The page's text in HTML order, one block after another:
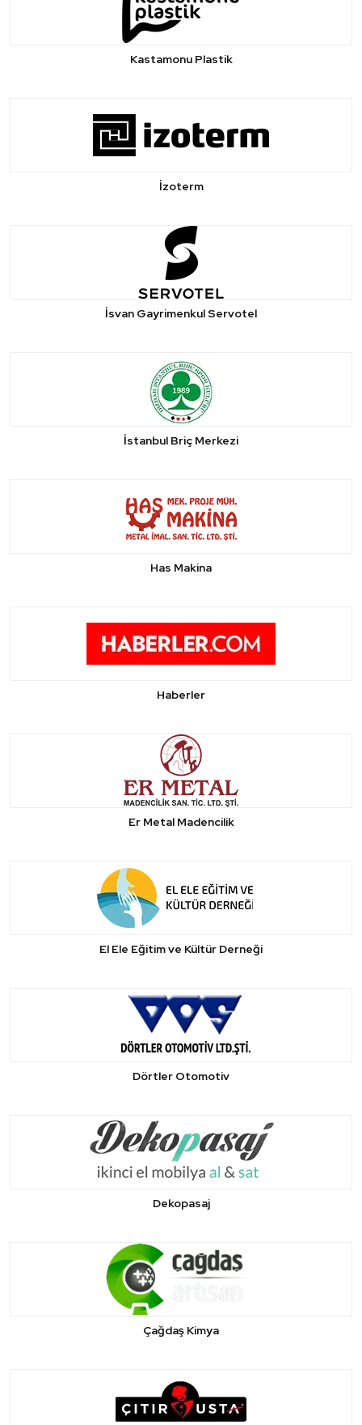
Kastamonu Plastik
İzoterm
İsvan Gayrimenkul Servotel
İstanbul Briç Merkezi
Has Makina
Haberler
Er Metal Madencilik
El Ele Eğitim ve Kültür Derneği
Dörtler Otomotiv
Dekopasaj
Çağdaş Kimya